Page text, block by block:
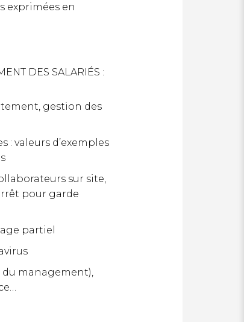
exprimées en
DES SALARIÉS :
gestion des
valeurs d’exemples
sur site,
pour garde
partiel
management),